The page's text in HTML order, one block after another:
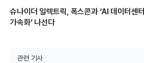
슈나이더 일렉트릭, 폭스콘과 ‘AI 데이터센터
가속화’ 나선다
관련 기사